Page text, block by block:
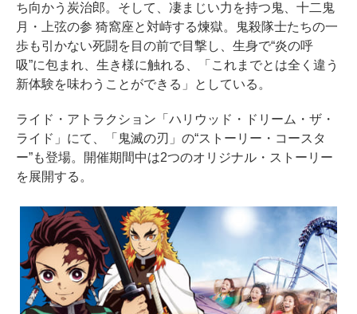
ち向かう炭治郎。そして、凄まじい力を持つ鬼、十二鬼
月・上弦の参 猗窩座と対峙する煉獄。鬼殺隊士たちの一
歩も引かない死闘を目の前で目撃し、生身で“炎の呼
吸”に包まれ、生き様に触れる、「これまでとは全く違う
新体験を味わうことができる」としている。
ライド・アトラクション「ハリウッド・ドリーム・ザ・
ライド」にて、「鬼滅の刃」の“ストーリー・コースタ
ー”も登場。開催期間中は2つのオリジナル・ストーリー
を展開する。